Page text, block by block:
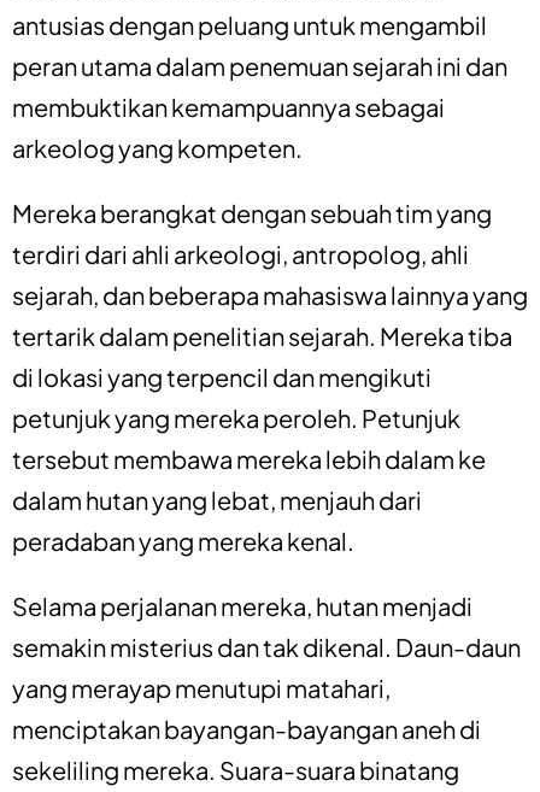
antusias dengan peluang untuk mengambil
peran utama dalam penemuan sejarah ini dan
membuktikan kemampuannya sebagai
arkeolog yang kompeten.
Mereka berangkat dengan sebuah tim yang
terdiri dari ahli arkeologi, antropolog, ahli
sejarah, dan beberapa mahasiswa lainnya yang
tertarik dalam penelitian sejarah. Mereka tiba
di lokasi yang terpencil dan mengikuti
petunjuk yang mereka peroleh. Petunjuk
tersebut membawa mereka lebih dalam ke
dalam hutan yang lebat, menjauh dari
peradaban yang mereka kenal.
Selama perjalanan mereka, hutan menjadi
semakin misterius dan tak dikenal. Daun-daun
yang merayap menutupi matahari,
menciptakan bayangan-bayangan aneh di
sekeliling mereka. Suara-suara binatang